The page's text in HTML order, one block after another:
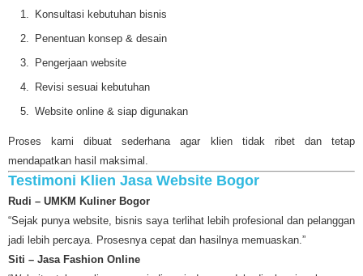
Konsultasi kebutuhan bisnis
Penentuan konsep & desain
Pengerjaan website
Revisi sesuai kebutuhan
Website online & siap digunakan
Proses kami dibuat sederhana agar klien tidak ribet dan tetap
mendapatkan hasil maksimal.
Testimoni Klien Jasa Website Bogor
Rudi – UMKM Kuliner Bogor
“Sejak punya website, bisnis saya terlihat lebih profesional dan pelanggan
jadi lebih percaya. Prosesnya cepat dan hasilnya memuaskan.”
Siti – Jasa Fashion Online